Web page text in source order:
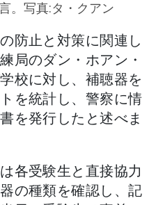
。写真:タ・クアン
防止と対策に関連し
局のダン・ホアン・
校に対し、補聴器を
を統計し、警察に情
を発行したと述べま
各受験生と直接協力
の種類を確認し、記